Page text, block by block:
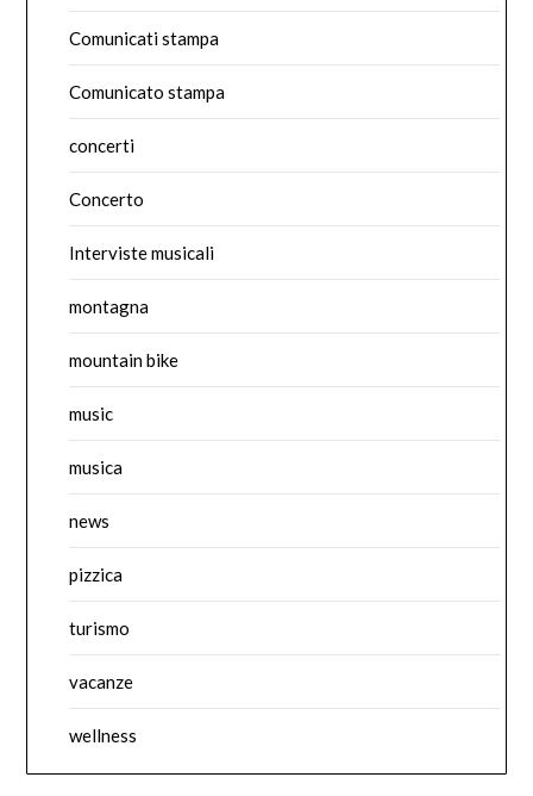
Comunicati stampa
Comunicato stampa
concerti
Concerto
Interviste musicali
montagna
mountain bike
music
musica
news
pizzica
turismo
vacanze
wellness